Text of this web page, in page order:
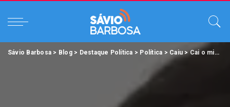
Sávio Barbosa > Blog> Destaque Política > Política > Caiu >Cai o ministro Ricardo Salles, do Meio Ambiente.